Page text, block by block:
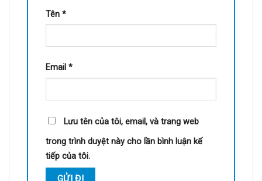
Tên *
Email *
Lưu tên của tôi, email, và trang web
trong trình duyệt này cho lần bình luận kế
tiếp của tôi.